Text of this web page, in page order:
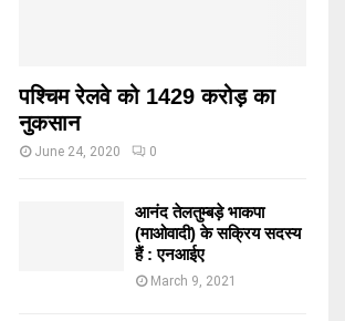
पश्चिम रेलवे को 1429 करोड़ का
नुकसान
June 24, 2020 0
आनंद तेलतुम्बड़े भाकपा
(माओवादी) के सक्रिय सदस्य
हैं : एनआईए
March 9, 2021